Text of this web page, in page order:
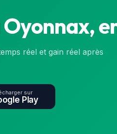
Oyonnax,
réel et gain réel après
sur
Play